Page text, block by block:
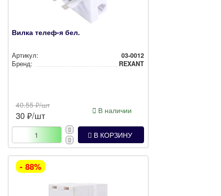
Вилка телеф-я бел.
Артикул:
03-0012
Бренд:
REXANT
40.55₽/шт
30 ₽/шт В наличии
В КОРЗИНУ
- 88%